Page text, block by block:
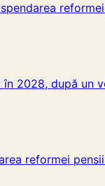
2028, după un
reformei